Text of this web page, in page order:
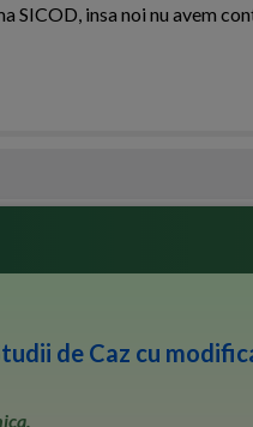
SICOD, insa noi nu avem
de Caz cu